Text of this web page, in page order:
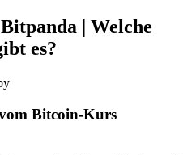
| Welche
es?
Bitcoin-Kurs